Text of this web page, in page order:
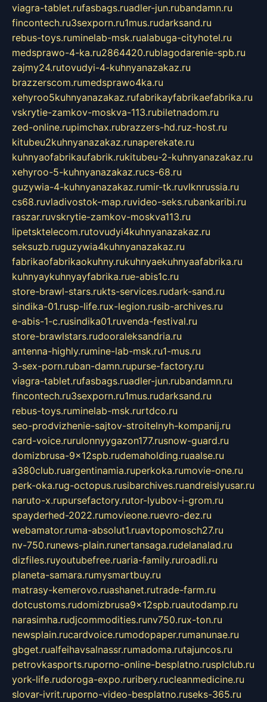
viagra-tablet.rufasbags.ruadler-jun.rubandamn.ru
fincontech.ru3sexporn.ru1mus.rudarksand.ru
rebus-toys.ruminelab-msk.rualabuga-cityhotel.ru
medsprawo-4-ka.ru2864420.rublagodarenie-spb.ru
zajmy24.rutovudyi-4-kuhnyanazakaz.ru
brazzerscom.rumedsprawo4ka.ru
xehyroo5kuhnyanazakaz.rufabrikayfabrikaefabrika.ru
vskrytie-zamkov-moskva-113.rubiletnadom.ru
zed-online.rupimchax.rubrazzers-hd.ruz-host.ru
kitubeu2kuhnyanazakaz.runaperekate.ru
kuhnyaofabrikaufabrik.rukitubeu-2-kuhnyanazakaz.ru
xehyroo-5-kuhnyanazakaz.rucs-68.ru
guzywia-4-kuhnyanazakaz.rumir-tk.ruvlknrussia.ru
cs68.ruvladivostok-map.ruvideo-seks.rubankaribi.ru
raszar.ruvskrytie-zamkov-moskva113.ru
lipetsktelecom.rutovudyi4kuhnyanazakaz.ru
seksuzb.ruguzywia4kuhnyanazakaz.ru
fabrikaofabrikaokuhny.rukuhnyaekuhnyaafabrika.ru
kuhnyaykuhnyayfabrika.rue-abis1c.ru
store-brawl-stars.rukts-services.rudark-sand.ru
sindika-01.rusp-life.rux-legion.rusib-archives.ru
e-abis-1-c.rusindika01.ruvenda-festival.ru
store-brawlstars.rudooraleksandria.ru
antenna-highly.rumine-lab-msk.ru1-mus.ru
3-sex-porn.ruban-damn.rupurse-factory.ru
viagra-tablet.rufasbags.ruadler-jun.rubandamn.ru
fincontech.ru3sexporn.ru1mus.rudarksand.ru
rebus-toys.ruminelab-msk.rurtdco.ru
seo-prodvizhenie-sajtov-stroitelnyh-kompanij.ru
card-voice.rurulonnyygazon177.rusnow-guard.ru
domizbrusa-9x12spb.rudemaholding.ruaalse.ru
a380club.ruargentinamia.ruperkoka.rumovie-one.ru
perk-oka.rug-octopus.rusibarchives.ruandreislyusar.ru
naruto-x.rupursefactory.rutor-lyubov-i-grom.ru
spayderhed-2022.rumovieone.ruevro-dez.ru
webamator.ruma-absolut1.ruavtopomosch27.ru
nv-750.runews-plain.runertansaga.rudelanalad.ru
dizfiles.ruyoutubefree.ruaria-family.ruroadli.ru
planeta-samara.rumysmartbuy.ru
matrasy-kemerovo.ruashanet.rutrade-farm.ru
dotcustoms.rudomizbrusa9x12spb.ruautodamp.ru
narasimha.rudjcommodities.runv750.rux-ton.ru
newsplain.rucardvoice.rumodopaper.rumanunae.ru
gbget.rualfeihavsalnassr.rumadoma.rutajuncos.ru
petrovkasports.ruporno-online-besplatno.rusplclub.ru
york-life.rudoroga-expo.ruribery.rucleanmedicine.ru
slovar-ivrit.ruporno-video-besplatno.ruseks-365.ru